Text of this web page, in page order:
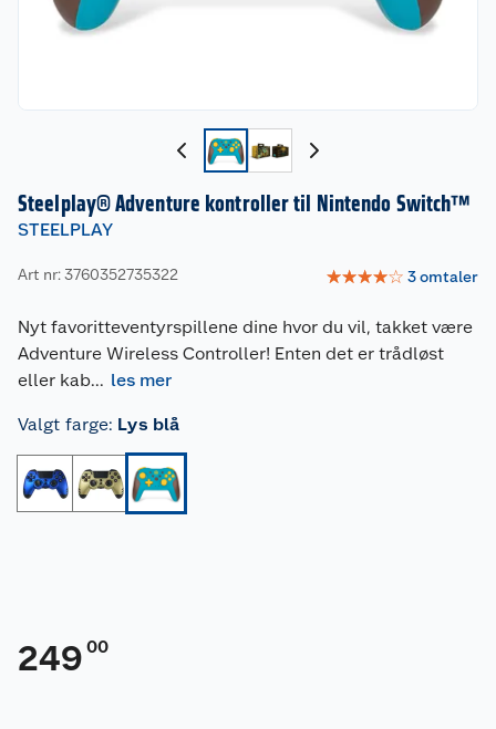
Steelplay® Adventure kontroller til Nintendo Switch™
STEELPLAY
Art nr: 3760352735322 ☆☆☆☆☆ 3omtaler
Nyt favoritteventyrspillene dine hvor du vil, takket være
Adventure Wireless Controller! Enten det er trådløst
eller kab... les mer
Valgt farge: Lys blå
249 00